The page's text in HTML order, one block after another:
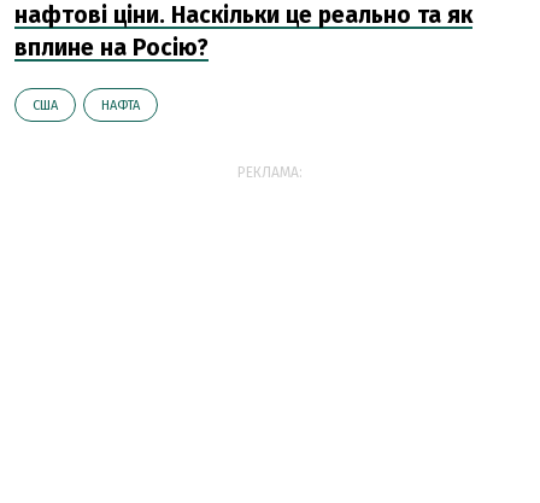
нафтові ціни. Наскільки це реально та як
вплине на Росію?
США НАФТА
РЕКЛАМА: